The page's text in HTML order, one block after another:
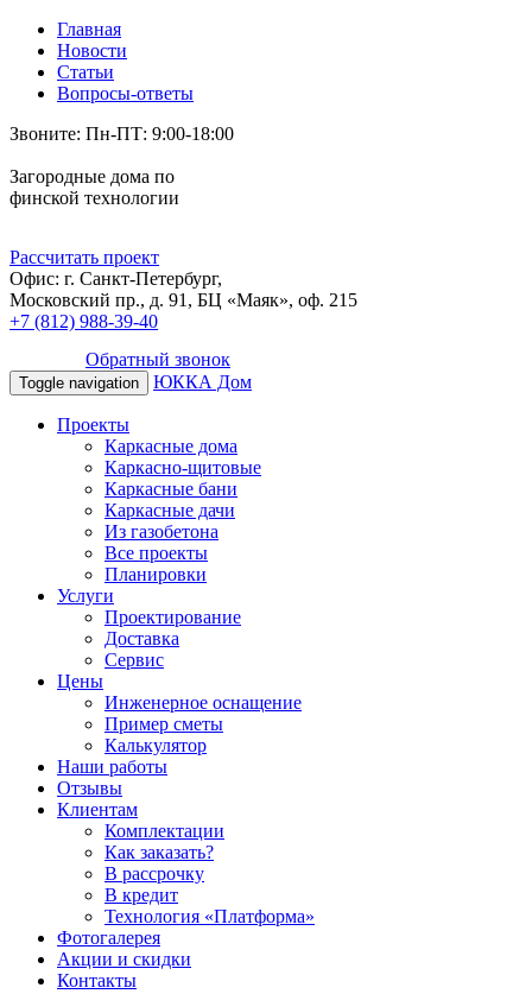
Главная
Новости
Статьи
Вопросы-ответы
Звоните: Пн-ПТ: 9:00-18:00
Загородные дома по
финской технологии
Рассчитать проект
Офис: г. Санкт-Петербург,
Московский пр., д. 91, БЦ «Маяк», оф. 215
+7 (812) 988-39-40
Обратный звонок
Toggle navigation ЮККА Дом
Проекты
Каркасные дома
Каркасно-щитовые
Каркасные бани
Каркасные дачи
Из газобетона
Все проекты
Планировки
Услуги
Проектирование
Доставка
Сервис
Цены
Инженерное оснащение
Пример сметы
Калькулятор
Наши работы
Отзывы
Клиентам
Комплектации
Как заказать?
В рассрочку
В кредит
Технология «Платформа»
Фотогалерея
Акции и скидки
Контакты